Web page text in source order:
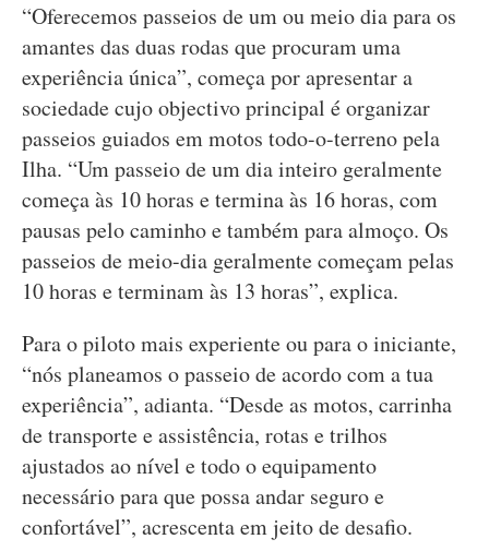
“Oferecemos passeios de um ou meio dia para os
amantes das duas rodas que procuram uma
experiência única”, começa por apresentar a
sociedade cujo objectivo principal é organizar
passeios guiados em motos todo-o-terreno pela
Ilha. “Um passeio de um dia inteiro geralmente
começa às 10 horas e termina às 16 horas, com
pausas pelo caminho e também para almoço. Os
passeios de meio-dia geralmente começam pelas
10 horas e terminam às 13 horas”, explica.
Para o piloto mais experiente ou para o iniciante,
“nós planeamos o passeio de acordo com a tua
experiência”, adianta. “Desde as motos, carrinha
de transporte e assistência, rotas e trilhos
ajustados ao nível e todo o equipamento
necessário para que possa andar seguro e
confortável”, acrescenta em jeito de desafio.